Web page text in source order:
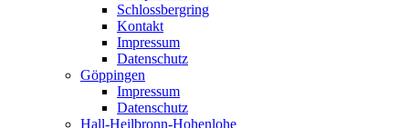
Schlossbergring
Kontakt
Impressum
Datenschutz
Göppingen
Impressum
Datenschutz
Hall-Heilbronn-Hohenlohe